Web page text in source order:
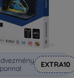
EXTRA10